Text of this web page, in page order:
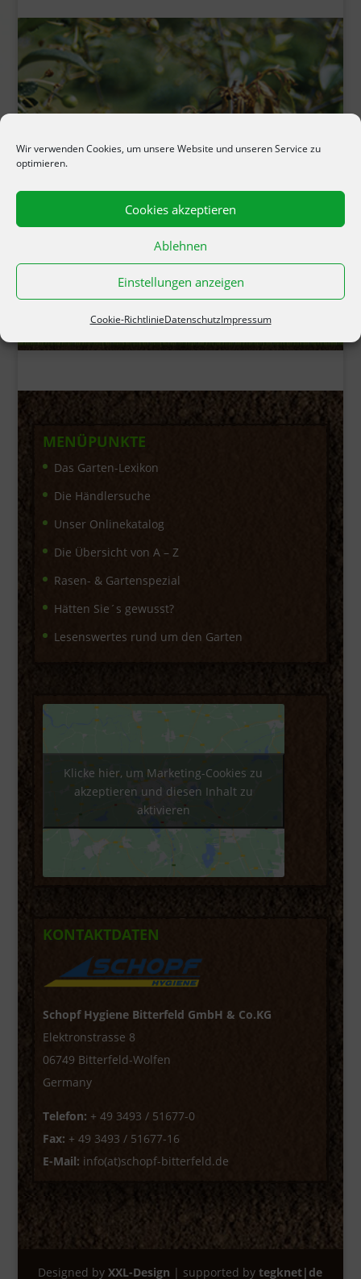
Wir verwenden Cookies, um unsere Website und unseren Service zu
optimieren.
Cookies akzeptieren
Ablehnen
Einstellungen anzeigen
Cookie-RichtlinieDatenschutzImpressum
MENÜPUNKTE
Das Garten-Lexikon
Die Händlersuche
Unser Onlinekatalog
Die Übersicht von A – Z
Rasen- & Gartenspezial
Hätten Sie´s gewusst?
Lesenswertes rund um den Garten
Klicke hier, um Marketing-Cookies zu
akzeptieren und diesen Inhalt zu
aktivieren
KONTAKTDATEN
Schopf Hygiene Bitterfeld GmbH & Co.KG
Elektronstrasse 8
06749 Bitterfeld-Wolfen
Germany
Telefon: + 49 3493 / 51677-0
Fax: + 49 3493 / 51677-16
E-Mail: info(at)schopf-bitterfeld.de
Designed byXXL-Design | supported bytegknet|de